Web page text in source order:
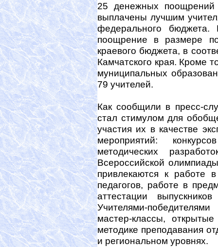
25 денежных
выплачены лучшим
федерального
поощрение в размере
краевого бюджета, в
Камчатского края. Кроме
муниципальных
79 учителей.
Как сообщили в пресс-
стал стимулом для
участия их в качестве
мероприятий:
методических
Всероссийской
привлекаются к работе
педагогов, работе в
аттестации
Учителями-
мастер-классы,
методике преподавания
и региональном уровнях.